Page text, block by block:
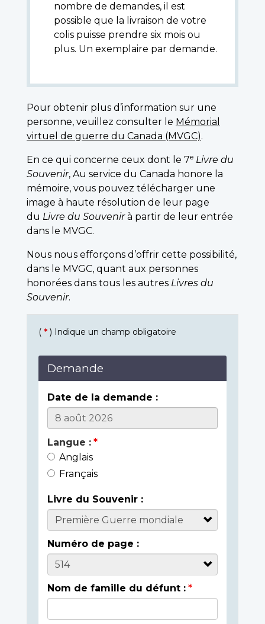
nombre de demandes, il est
possible que la livraison de votre
colis puisse prendre six mois ou
plus. Un exemplaire par demande.
Pour obtenir plus d’information sur une
personne, veuillez consulter le Mémorial
virtuel de guerre du Canada (MVGC).
En ce qui concerne ceux dont le 7e Livre du
Souvenir, Au service du Canada honore la
mémoire, vous pouvez télécharger une
image à haute résolution de leur page
du Livre du Souvenirà partir de leur entrée
dans le MVGC.
Nous nous efforçons d’offrir cette possibilité,
dans le MVGC, quant aux personnes
honorées dans tous les autres Livres du
Souvenir.
( * ) Indique un champ obligatoire
Demande
Date de la demande :
Langue :
Anglais
Français
Livre du Souvenir :
Numéro de page :
Nom de famille du défunt :